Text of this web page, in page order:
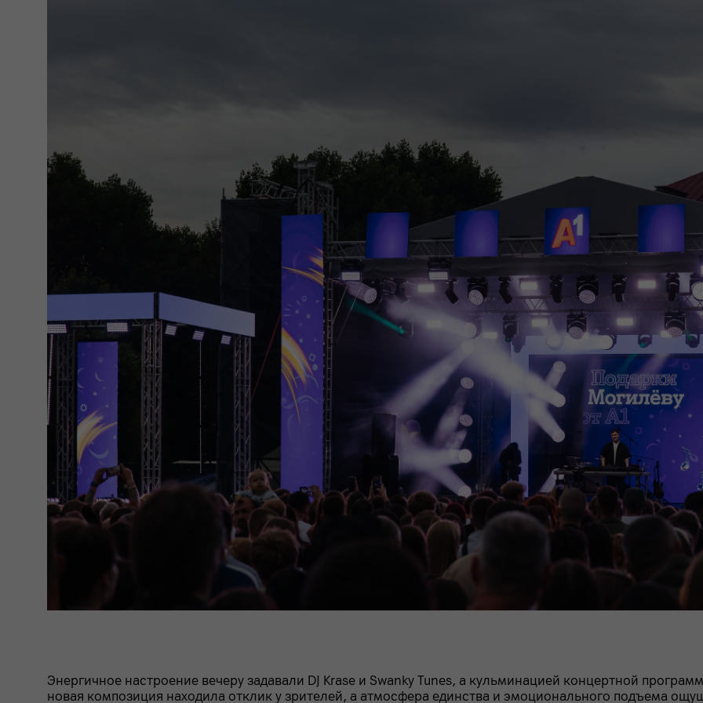
Энергичное настроение вечеру задавали DJ Krase и Swanky Tunes, а кульминацией концертной
новая композиция находила отклик у зрителей, а атмосфера единства и эмоционального подъема